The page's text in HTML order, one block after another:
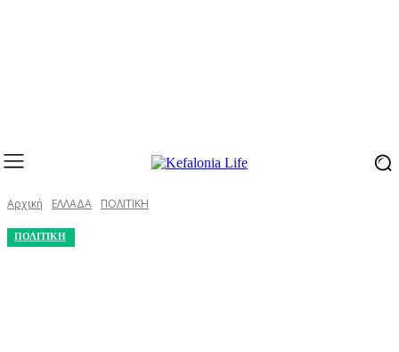
Αρχική ΕΛΛΑΔΑ ΠΟΛΙΤΙΚΗ
ΠΟΛΙΤΙΚΗ